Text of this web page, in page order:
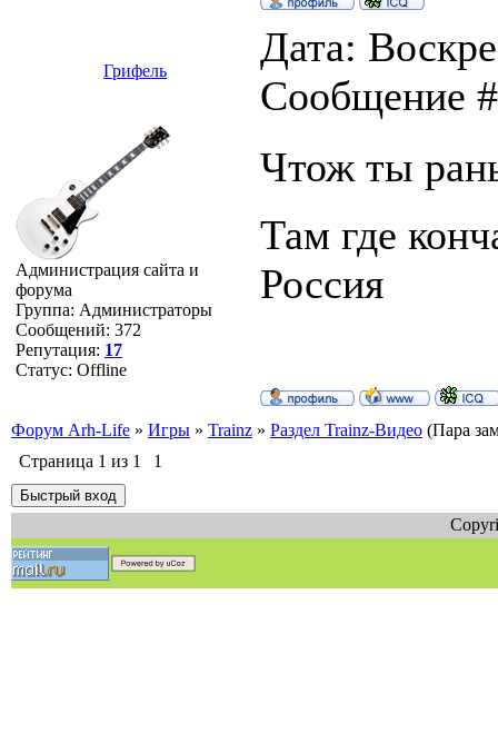
Грифель
Дата:
Сообщение
Администрация сайта и
форума
Группа: Администраторы
Сообщений: 372
Репутация: 17
Статус: Offline
Чтож ты
Там где
Россия
Форум Arh-Life » Игры » Trainz » Раздел Trainz-Видео (Пара
Страница 1 из 1 1